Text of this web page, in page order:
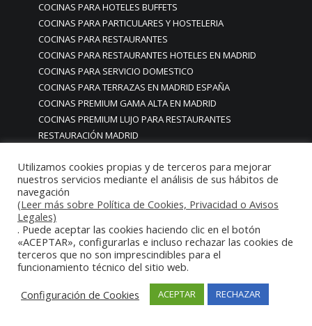
COCINAS PARA HOTELES BUFFETS
COCINAS PARA PARTICULARES Y HOSTELERIA
COCINAS PARA RESTAURANTES
COCINAS PARA RESTAURANTES HOTELES EN MADRID
COCINAS PARA SERVICIO DOMESTICO
COCINAS PARA TERRAZAS EN MADRID ESPAÑA
COCINAS PREMIUM GAMA ALTA EN MADRID
COCINAS PREMIUM LUJO PARA RESTAURANTES
RESTAURACIÓN MADRID
COCINAS PREMIUM PROFESIONALES MADRID
COCINAS PROFESIONALES
COCINAS PROFESIONALES • MOBILIARIO • ENCIMERAS •
REVESTIMIENTOS • ESTRUCTURAS • ELEMENTOS
DECORATIVOS ACERO INOXIDABLE
COCINAS PROFESIONALES A MEDIDA PERSONALIZADAS PARA
PARTICULARES
COCINAS PROFESIONALES HORECA
Utilizamos cookies propias y de terceros para mejorar
nuestros servicios mediante el análisis de sus hábitos de
navegación
(Leer más sobre Política de Cookies, Privacidad o Avisos
Legales)
. Puede aceptar las cookies haciendo clic en el botón
«ACEPTAR», configurarlas e incluso rechazar las cookies de
terceros que no son imprescindibles para el
funcionamiento técnico del sitio web.
Configuración de Cookies
ACEPTAR RECHAZAR